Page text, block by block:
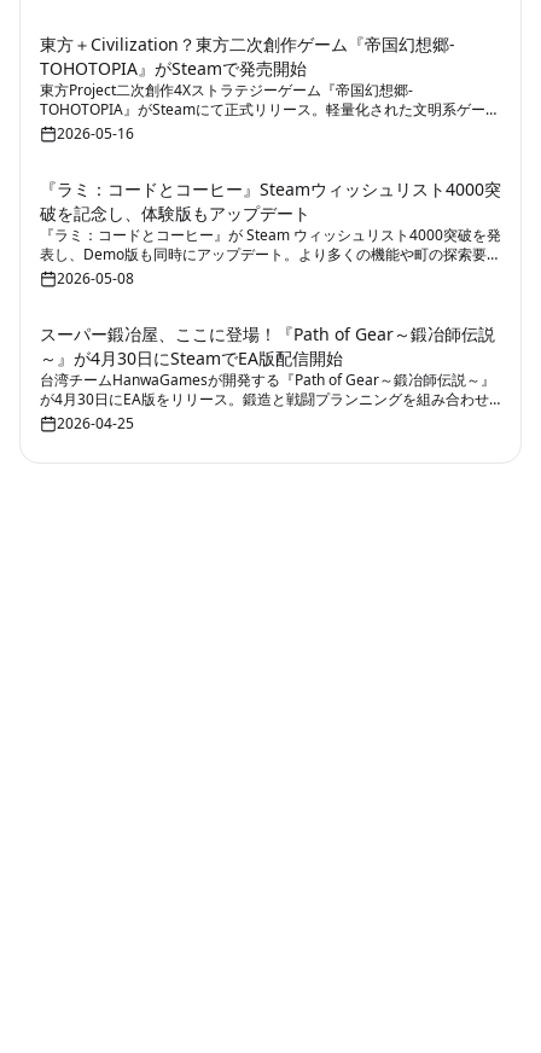
東方＋Civilization？東方二次創作ゲーム『帝国幻想郷-
TOHOTOPIA』がSteamで発売開始
東方Project二次創作4Xストラテジーゲーム『帝国幻想郷-
TOHOTOPIA』がSteamにて正式リリース。軽量化された文明系ゲーム
プレイとマルチプレイ対戦が特徴。
2026-05-16
『ラミ：コードとコーヒー』Steamウィッシュリスト4000突
破を記念し、体験版もアップデート
『ラミ：コードとコーヒー』が Steam ウィッシュリスト4000突破を発
表し、Demo版も同時にアップデート。より多くの機能や町の探索要素
が追加されました。
2026-05-08
スーパー鍛冶屋、ここに登場！『Path of Gear～鍛冶師伝説
～』が4月30日にSteamでEA版配信開始
台湾チームHanwaGamesが開発する『Path of Gear～鍛冶師伝説～』
が4月30日にEA版をリリース。鍛造と戦闘プランニングを組み合わせ
たRogueliteゲームです。
2026-04-25